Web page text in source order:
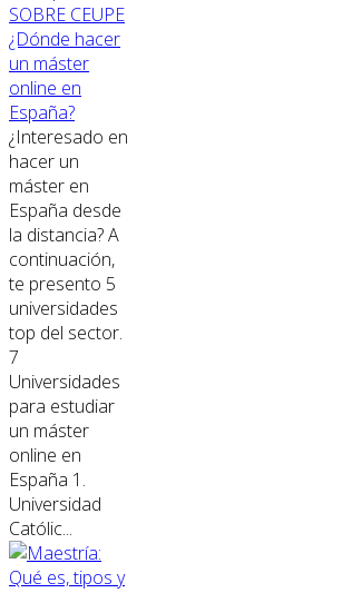
SOBRE CEUPE
¿Dónde hacer
un máster
online en
España?
¿Interesado en
hacer un
máster en
España desde
la distancia? A
continuación,
te presento 5
universidades
top del sector.
7
Universidades
para estudiar
un máster
online en
España 1.
Universidad
Católic...